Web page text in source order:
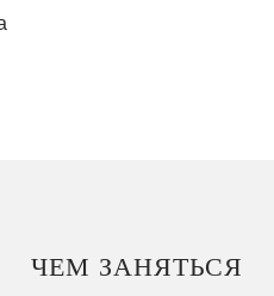
ЧЕМ ЗАНЯТЬСЯ